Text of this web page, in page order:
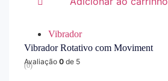
Vibrador
Vibrador Rotativo com Moviment
Avaliação 0 de 5
(0)